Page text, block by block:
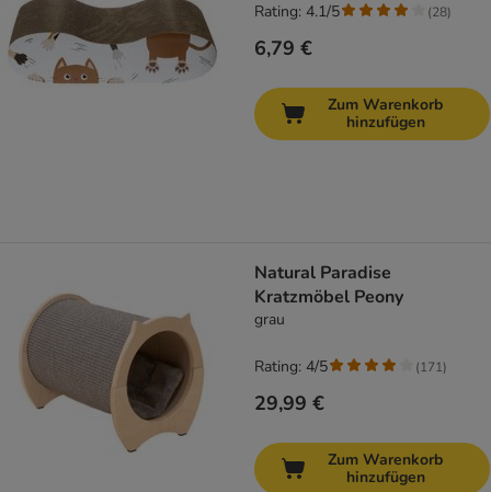
6,79 €
Rating: 4.1/5 (28)
Zum Warenkorb
hinzufügen
Natural Paradise
Kratzmöbel Peony
grau
29,99 €
Rating: 4/5 (171)
Zum Warenkorb
hinzufügen